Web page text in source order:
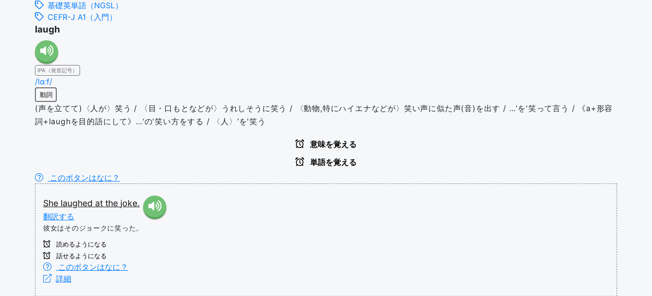
基礎英単語（NGSL）
CEFR-J A1（入門）
laugh
IPA（発音記号）
/lɑːf/
動詞
(声を立てて)〈人が〉笑う / 〈目・口もとなどが〉うれしそうに笑う / 〈動物,特にハイエナなどが〉笑い声に似た声(音)を出す / …‘を'笑って言う / 《a+形容
詞+laughを目的語にして》…‘の'笑い方をする / 〈人〉‘を'笑う
意味を覚える
単語を覚える
このボタンはなに？
She laughed at the joke.
翻訳する
彼女はそのジョークに笑った。
読めるようになる
話せるようになる
このボタンはなに？
詳細